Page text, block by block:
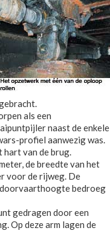
als een
naast de enkele
profiel aanwezig was.
hart van de brug.
de breedte van het
voor de rijweg. De
bedroeg
gedragen door een
Op deze arm lagen de